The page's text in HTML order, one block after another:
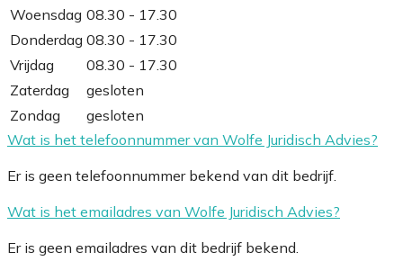
Woensdag 08.30 - 17.30
Donderdag 08.30 - 17.30
Vrijdag
08.30 - 17.30
Zaterdag
gesloten
Zondag
gesloten
Wat is het telefoonnummer van Wolfe Juridisch Advies?
Er is geen telefoonnummer bekend van dit bedrijf.
Wat is het emailadres van Wolfe Juridisch Advies?
Er is geen emailadres van dit bedrijf bekend.